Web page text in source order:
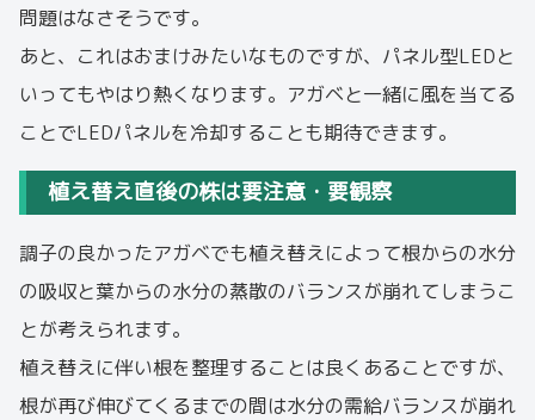
問題はなさそうです。
あと、これはおまけみたいなものですが、パネル型LEDと
いってもやはり熱くなります。アガベと一緒に風を当てる
ことでLEDパネルを冷却することも期待できます。
植え替え直後の株は要注意・要観察
調子の良かったアガベでも植え替えによって根からの水分
の吸収と葉からの水分の蒸散のバランスが崩れてしまうこ
とが考えられます。
植え替えに伴い根を整理することは良くあることですが、
根が再び伸びてくるまでの間は水分の需給バランスが崩れ